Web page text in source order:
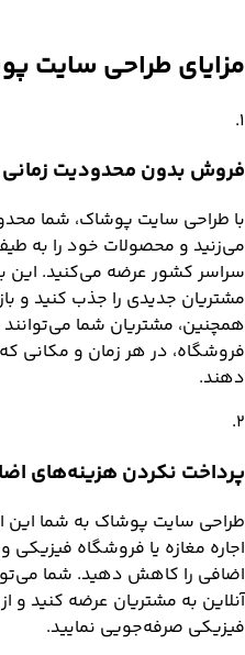
مزایایطراحی سایت
1
.
فروش بدون محدودیت زمانی
با طراحی سایت پوشاک، شما
می‌زنید و محصولات خود را به
سراسر کشور عرضه می‌کنید. این
مشتریان جدیدی را جذب کنید و
همچنین، مشتریان شما
فروشگاه، در هر زمان و مکانی
دهند.
2
.
پرداخت نکردن هزینه‌های
طراحی سایت پوشاک به شما این
اجاره مغازه یا فروشگاه
اضافی را کاهش دهید. شما
آنلاین به مشتریان عرضه کنید و
فیزیکی صرفه‌جویی نمایید.